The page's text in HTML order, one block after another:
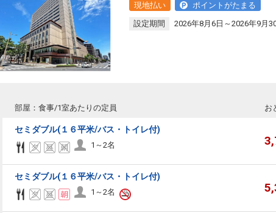
現地払い
ポイントがたまる
設定期間
2026年8月6日～2026年9月
部屋：食事/1室あたりの定員 お
セミダブル(１６平米/バス・トイレ付)
1～2名
セミダブル(１６平米/バス・トイレ付)
1～2名